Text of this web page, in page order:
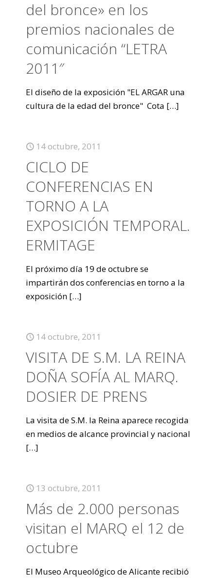
del bronce» en los
premios nacionales de
comunicación “LETRA
2011″
El diseño de la exposición "EL ARGAR una
cultura de la edad del bronce" Cota […]
14 octubre, 2011
CICLO DE
CONFERENCIAS EN
TORNO A LA
EXPOSICIÓN TEMPORAL.
ERMITAGE
El próximo día 19 de octubre se
impartirán dos conferencias en torno a la
exposición […]
14 octubre, 2011
VISITA DE S.M. LA REINA
DOÑA SOFÍA AL MARQ.
DOSIER DE PRENS
La visita de S.M. la Reina aparece recogida
en medios de alcance provincial y nacional
[…]
13 octubre, 2011
Más de 2.000 personas
visitan el MARQ el 12 de
octubre
El Museo Arqueológico de Alicante recibió